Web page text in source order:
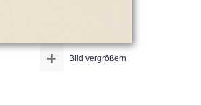
Bild vergrößern
+